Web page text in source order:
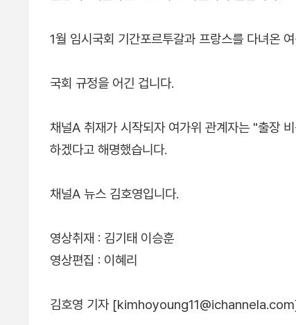
1월 임시국회 기간포르투갈과 프랑스를 다녀온
국회 규정을 어긴 겁니다.
채널A 취재가 시작되자 여가위 관계자는 "출장
하겠다고 해명했습니다.
채널A 뉴스 김호영입니다.
영상취재 : 김기태 이승훈
영상편집 : 이혜리
김호영 기자